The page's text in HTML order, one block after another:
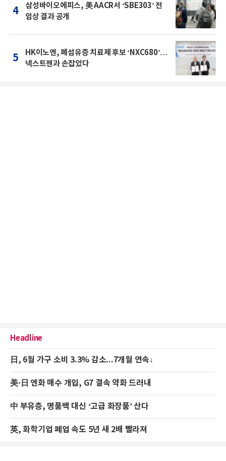
4
삼성바이오에피스, 美 AACR서 ‘SBE303’ 전
임상 결과 공개
5
HK이노엔, 폐섬유증 치료제 후보 ‘NXC680’…
넥스트젠과 손잡았다
Headline
日, 6월 가구 소비 3.3% 감소...7개월 연속↓
美·日 엔화 매수 개입, G7 결속 약화 드러내
中 부유층, 명품백 대신 ‘고급 화장품’ 산다
英, 화학기업 폐업 속도 5년 새 2배 빨라져